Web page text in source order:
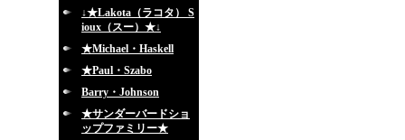
↓★Lakota（ラコタ） S
ioux（スー）★↓
★Michael・Haskell
★Paul・Szabo
Barry・Johnson
★サンダーバードショ
ップファミリー★